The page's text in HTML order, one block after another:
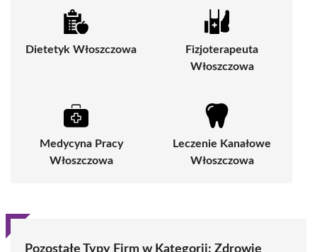
Dietetyk Włoszczowa
Fizjoterapeuta
Włoszczowa
Medycyna Pracy
Włoszczowa
Leczenie Kanałowe
Włoszczowa
Pozostałe Typy Firm w Kategorii: Zdrowie